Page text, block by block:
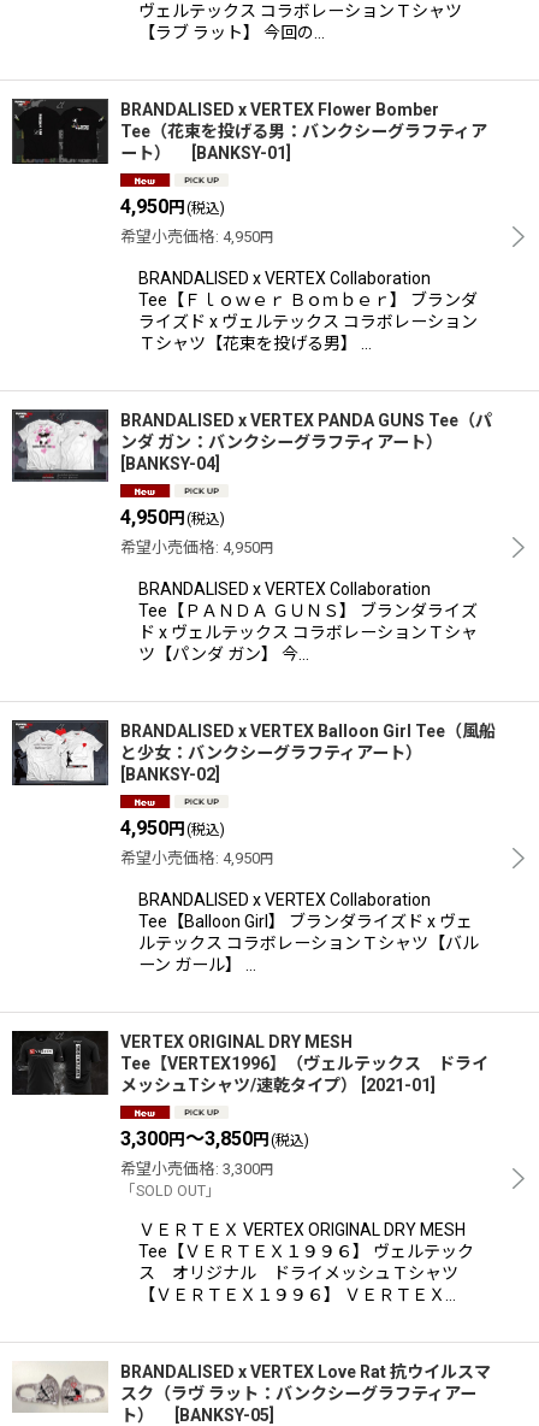
ヴェルテックス コラボレーションＴシャツ
【ラブ ラット】 今回の…
BRANDALISED x VERTEX Flower Bomber
Tee（花束を投げる男：バンクシーグラフティア
ート）
BANKSY-01
4,950円 (税込)
希望小売価格: 4,950円
BRANDALISED x VERTEX Collaboration
Tee【Ｆｌｏｗｅｒ Ｂｏｍｂｅｒ】 ブランダ
ライズド x ヴェルテックス コラボレーション
Ｔシャツ【花束を投げる男】 …
BRANDALISED x VERTEX PANDA GUNS Tee（パ
ンダ ガン：バンクシーグラフティアート）
BANKSY-04
4,950円 (税込)
希望小売価格: 4,950円
BRANDALISED x VERTEX Collaboration
Tee【ＰＡＮＤＡ ＧＵＮＳ】 ブランダライズ
ド x ヴェルテックス コラボレーションＴシャ
ツ【パンダ ガン】 今…
BRANDALISED x VERTEX Balloon Girl Tee（風船
と少女：バンクシーグラフティアート）
BANKSY-02
4,950円 (税込)
希望小売価格: 4,950円
BRANDALISED x VERTEX Collaboration
Tee【Balloon Girl】 ブランダライズド x ヴェ
ルテックス コラボレーションＴシャツ【バル
ーン ガール】 …
VERTEX ORIGINAL DRY MESH
Tee【VERTEX1996】（ヴェルテックス ドライ
メッシュTシャツ/速乾タイプ）
2021-01
3,300円～3,850円 (税込)
希望小売価格: 3,300円
「SOLD OUT」
ＶＥＲＴＥＸ VERTEX ORIGINAL DRY MESH
Tee【ＶＥＲＴＥＸ１９９６】 ヴェルテック
ス オリジナル ドライメッシュＴシャツ
【ＶＥＲＴＥＸ１９９６】 ＶＥＲＴＥＸ…
BRANDALISED x VERTEX Love Rat 抗ウイルスマ
スク（ラヴ ラット：バンクシーグラフティアー
ト）
BANKSY-05